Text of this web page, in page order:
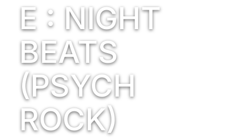
E : NIGHT
BEATS
(PSYCH
ROCK)